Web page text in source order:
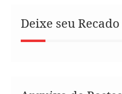
Deixe seu Recado